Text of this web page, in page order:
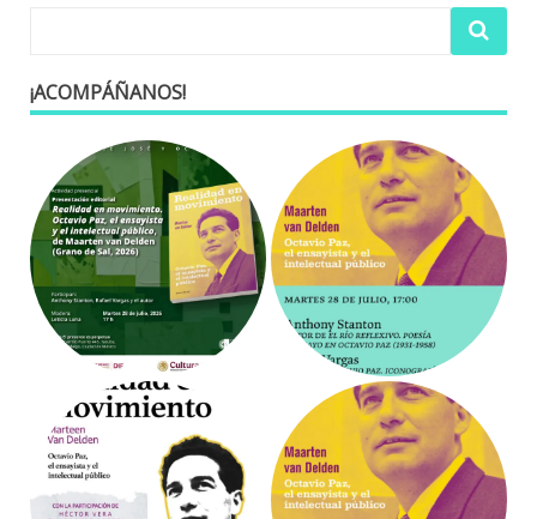
¡ACOMPÁÑANOS!